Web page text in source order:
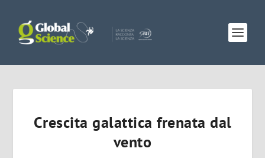
Crescita galattica frenata dal
vento